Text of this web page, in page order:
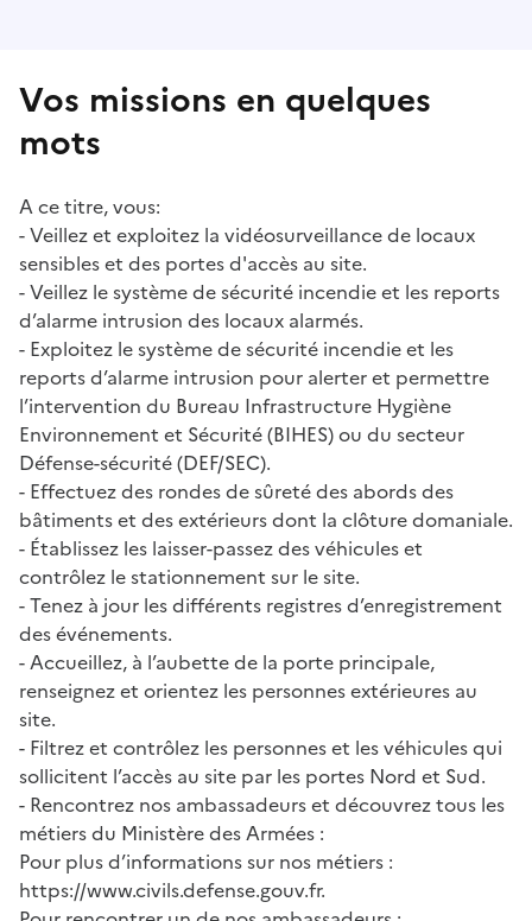
Vos missions en quelques
mots
A ce titre, vous:
- Veillez et exploitez la vidéosurveillance de locaux
sensibles et des portes d'accès au site.
- Veillez le système de sécurité incendie et les reports
d’alarme intrusion des locaux alarmés.
- Exploitez le système de sécurité incendie et les
reports d’alarme intrusion pour alerter et permettre
l’intervention du Bureau Infrastructure Hygiène
Environnement et Sécurité (BIHES) ou du secteur
Défense-sécurité (DEF/SEC).
- Effectuez des rondes de sûreté des abords des
bâtiments et des extérieurs dont la clôture domaniale.
- Établissez les laisser-passez des véhicules et
contrôlez le stationnement sur le site.
- Tenez à jour les différents registres d’enregistrement
des événements.
- Accueillez, à l’aubette de la porte principale,
renseignez et orientez les personnes extérieures au
site.
- Filtrez et contrôlez les personnes et les véhicules qui
sollicitent l’accès au site par les portes Nord et Sud.
- Rencontrez nos ambassadeurs et découvrez tous les
métiers du Ministère des Armées :
Pour plus d’informations sur nos métiers :
https://www.civils.defense.gouv.fr.